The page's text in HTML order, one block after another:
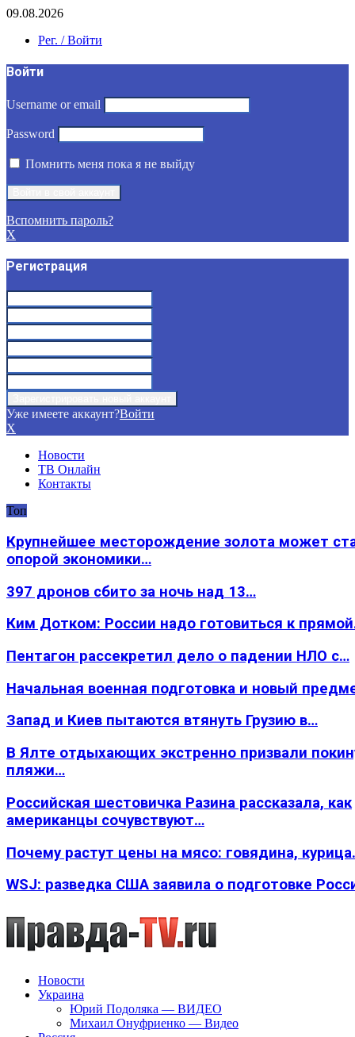
09.08.2026
Рег. / Войти
Войти
Username or email
Password
Помнить меня пока я не выйду
Вспомнить пароль?
X
Регистрация
Уже имеете аккаунт?Войти
X
Новости
ТВ Онлайн
Контакты
Топ
Крупнейшее месторождение золота может
опорой экономики…
397 дронов сбито за ночь над 13…
Ким Дотком: России надо готовиться к
Пентагон рассекретил дело о падении НЛО с…
Начальная военная подготовка и новый
Запад и Киев пытаются втянуть Грузию в…
В Ялте отдыхающих экстренно призвали
пляжи…
Российская шестовичка Разина рассказала, как
американцы сочувствуют…
Почему растут цены на мясо: говядина,
WSJ: разведка США заявила о подготовке
Новости
Украина
Юрий Подоляка — ВИДЕО
Михаил Онуфриенко — Видео